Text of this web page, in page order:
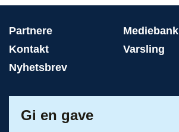
Partnere
Mediebank
Kontakt
Varsling
Nyhetsbrev
Gi en gave